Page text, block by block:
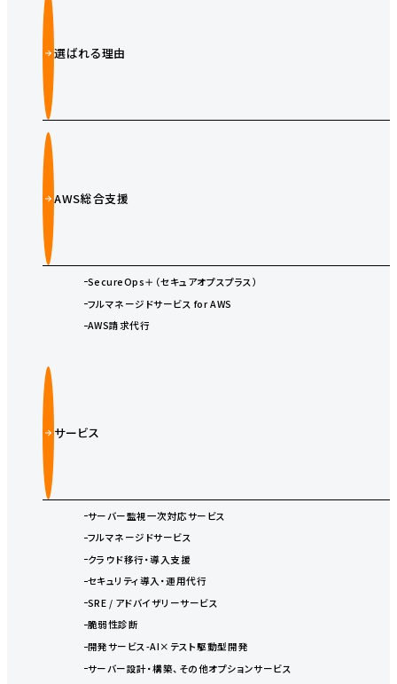
選ばれる理由
AWS総合支援
SecureOps＋（セキュアオプスプラス）
フルマネージドサービス for AWS
AWS請求代行
サービス
サーバー監視一次対応サービス
フルマネージドサービス
クラウド移行・導入支援
セキュリティ導入・運用代行
SRE / アドバイザリーサービス
脆弱性診断
開発サービス-AI×テスト駆動型開発
サーバー設計・構築、その他オプションサービス